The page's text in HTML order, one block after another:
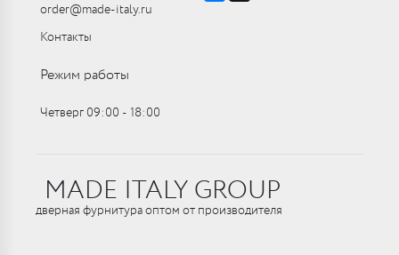
order@made-italy.ru
Контакты
Режим работы
Четверг 09:00 ‑ 18:00
MADE ITALY GROUP
дверная фурнитура оптом от производителя